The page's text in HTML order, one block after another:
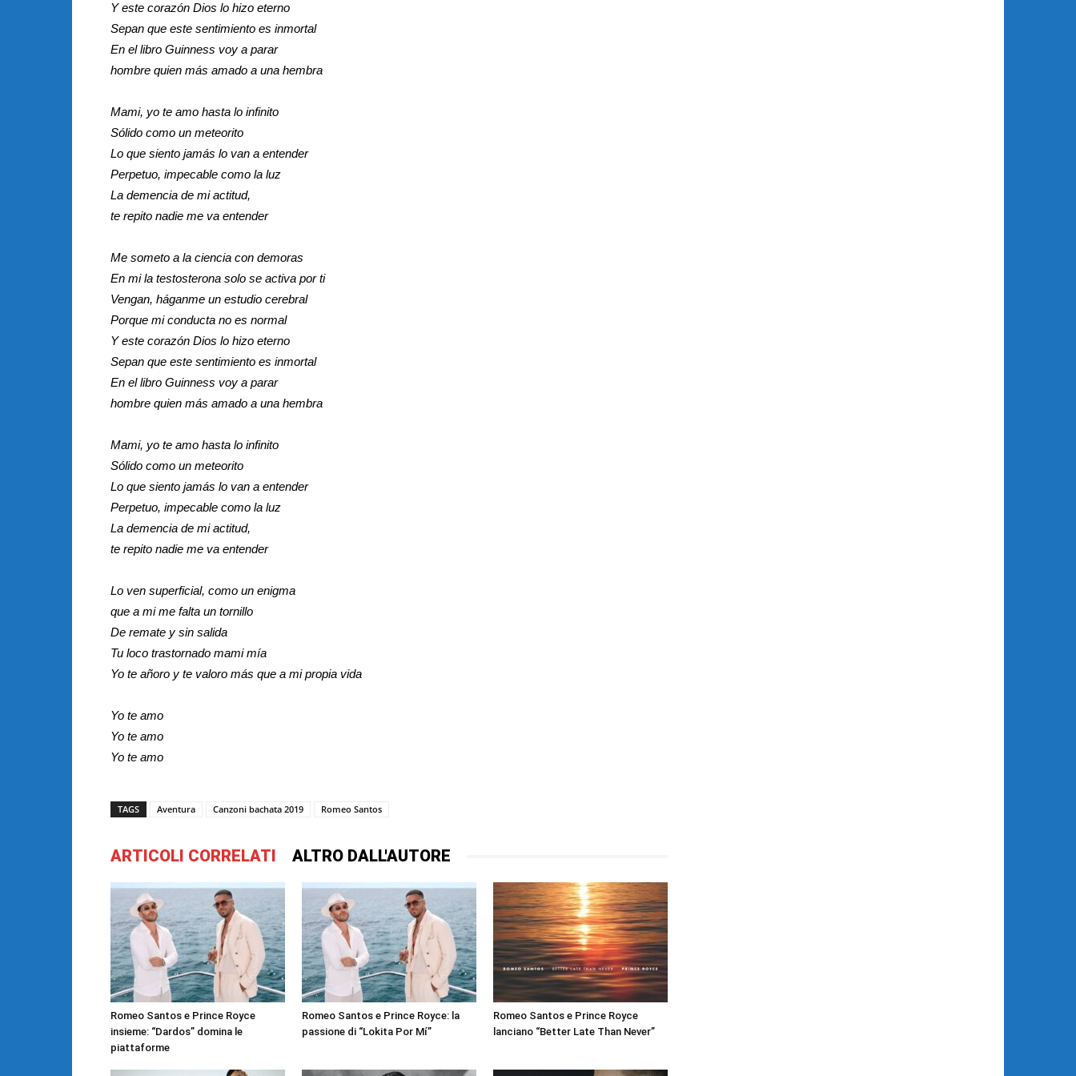
Y este corazón Dios lo hizo eterno
Sepan que este sentimiento es inmortal
En el libro Guinness voy a parar
hombre quien más amado a una hembra
Mami, yo te amo hasta lo infinito
Sólido como un meteorito
Lo que siento jamás lo van a entender
Perpetuo, impecable como la luz
La demencia de mi actitud,
te repito nadie me va entender
Me someto a la ciencia con demoras
En mi la testosterona solo se activa por ti
Vengan, háganme un estudio cerebral
Porque mi conducta no es normal
Y este corazón Dios lo hizo eterno
Sepan que este sentimiento es inmortal
En el libro Guinness voy a parar
hombre quien más amado a una hembra
Mami, yo te amo hasta lo infinito
Sólido como un meteorito
Lo que siento jamás lo van a entender
Perpetuo, impecable como la luz
La demencia de mi actitud,
te repito nadie me va entender
Lo ven superficial, como un enigma
que a mi me falta un tornillo
De remate y sin salida
Tu loco trastornado mami mía
Yo te añoro y te valoro más que a mi propia vida
Yo te amo
Yo te amo
Yo te amo
TAGS Aventura Canzoni bachata 2019 Romeo Santos
ARTICOLI CORRELATI ALTRO DALL'AUTORE
Romeo Santos e Prince Royce
insieme: “Dardos” domina le
piattaforme
Romeo Santos e Prince Royce: la
passione di “Lokita Por Mí”
Romeo Santos e Prince Royce
lanciano “Better Late Than Never”